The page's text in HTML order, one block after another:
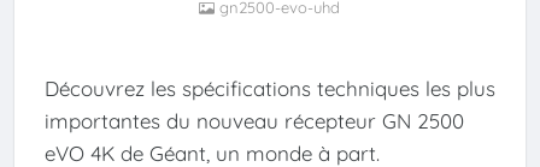
gn2500-evo-uhd
Découvrez les spécifications techniques les plus
importantes du nouveau récepteur GN 2500
eVO 4K de Géant, un monde à part.